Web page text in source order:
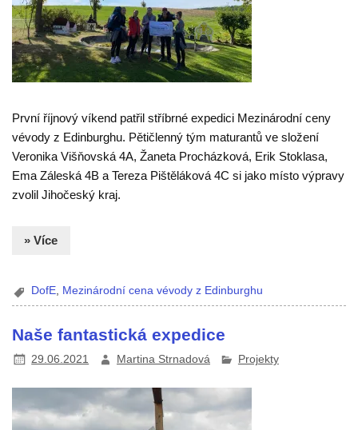
První říjnový víkend patřil stříbrné expedici Mezinárodní ceny
vévody z Edinburghu. Pětičlenný tým maturantů ve složení
Veronika Višňovská 4A, Žaneta Procházková, Erik Stoklasa,
Ema Záleská 4B a Tereza Pištěláková 4C si jako místo výpravy
zvolil Jihočeský kraj.
» Více
DofE, Mezinárodní cena vévody z Edinburghu
Naše fantastická expedice
29.06.2021 Martina Strnadová Projekty